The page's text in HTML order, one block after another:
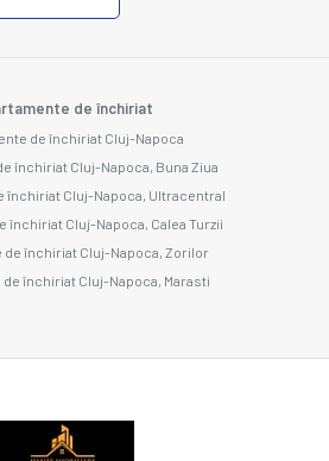
de închiriat
de închiriat Cluj-Napoca
închiriat Cluj-Napoca, Buna Ziua
închiriat Cluj-Napoca, Ultracentral
închiriat Cluj-Napoca, Calea Turzii
de închiriat Cluj-Napoca, Zorilor
închiriat Cluj-Napoca, Marasti